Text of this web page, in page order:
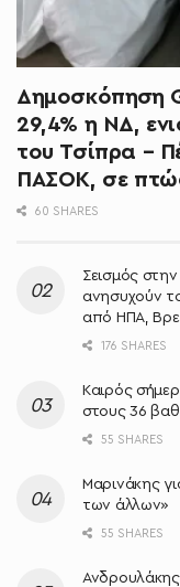
Δημοσκόπηση
29,4% η ΝΔ,
του Τσίπρα –
ΠΑΣΟΚ, σε
60 SHARES
Σεισμός
ανησυχούν
από ΗΠΑ,
176 SHARES
Καιρός
στους 36
55 SHARES
Μαρινάκης
των άλλων»
55 SHARES